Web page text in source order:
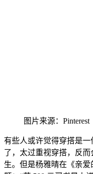
图片来源：Pinterest
有些人或许觉得穿搭是
了，太过重视穿搭，反
生。但是杨雅晴在《亲